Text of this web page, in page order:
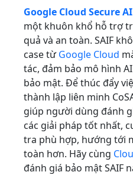
Google Cloud Secure
một khuôn khổ hỗ trợ
quả và an toàn. SAIF
case từGoogle Cloud
tác, đảm bảo mô hình
bảo mật. Để thúc đẩy
thành lập liên minh
giúp người dùng đánh
các giải pháp tốt nhất,
tra phù hợp, hướng tới
toàn hơn. Hãy cùng
đánh giá bảo mật SAIF